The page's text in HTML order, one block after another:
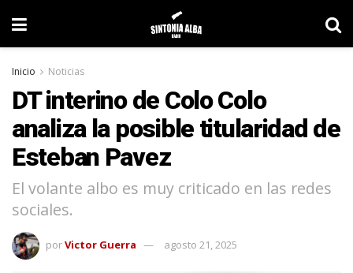
Inicio Noticias
DT interino de Colo Colo
analiza la posible titularidad de
Esteban Pavez
El volante albo es muy criticado en las redes
sociales.
porVictor Guerra agosto 21, 2025